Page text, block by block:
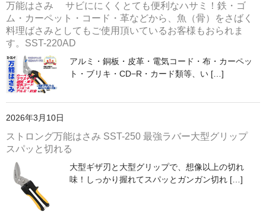
万能はさみ サビににくくとても便利なハサミ！鉄・ゴ
ム・カーペット・コード・革などから、魚（骨）をさばく
料理ばさみとしてもご使用頂いているお客様もおられま
す。SST-220AD
アルミ・銅板・皮革・電気コード・布・カーペッ
ト・ブリキ・CD−R・カード類等、い […]
2026年3月10日
ストロング万能はさみ SST-250 最強ラバー大型グリップ
スパッと切れる
大型ギザ刃と大型グリップで、想像以上の切れ
味！しっかり握れてスパッとガンガン切れ […]